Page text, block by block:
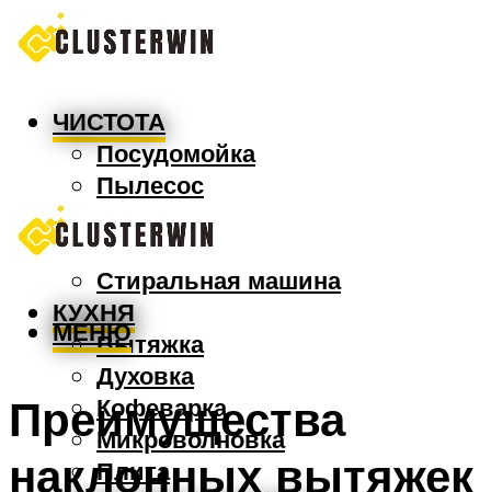
ЧИСТОТА
Посудомойка
Пылесос
Утюг
Швабра
Стиральная машина
КУХНЯ
Вытяжка
Духовка
Кофеварка
Микроволновка
Плита
МЕНЮ
Преимущества
наклонных вытяжек